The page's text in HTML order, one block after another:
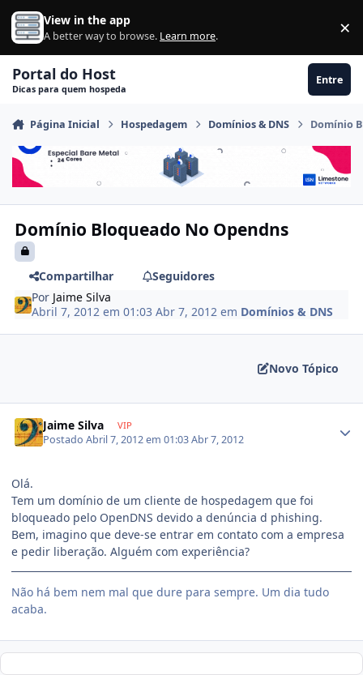
Ir para conteúdo
View in the app
A better way to browse. Learn more. ×
Portal do Host
Dicas para quem hospeda
Entre
Página Inicial Hospedagem Domínios & DNS Domínio
Domínio Bloqueado No Opendns
Compartilhar
Seguidores
Por Jaime Silva
Abril 7, 2012 em 01:03Abr 7, 2012 em Domínios & DNS
Novo Tópico
Jaime Silva VIP
PostadoAbril 7, 2012 em 01:03Abr 7, 2012
Olá.
Tem um domínio de um cliente de hospedagem que foi
bloqueado pelo OpenDNS devido a denúncia d phishing.
Bem, imagino que deve-se entrar em contato com a empresa
e pedir liberação. Alguém com experiência?
Não há bem nem mal que dure para sempre. Um dia tudo
acaba.